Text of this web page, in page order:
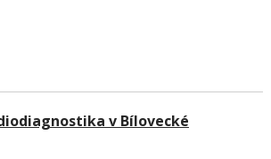
v Bílovecké